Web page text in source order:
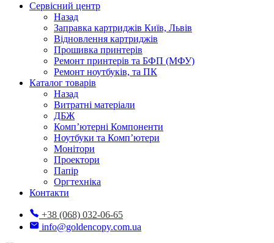
Сервісний центр
Назад
Заправка картриджів Київ, Львів
Відновлення картриджів
Прошивка принтерів
Ремонт принтерів та БФП (МФУ)
Ремонт ноутбуків, та ПК
Каталог товарів
Назад
Витратні матеріали
ДБЖ
Комп’ютерні Компоненти
Ноутбуки та Комп’ютери
Монітори
Проектори
Папір
Оргтехніка
Контакти
+38 (068) 032-06-65
info@goldencopy.com.ua